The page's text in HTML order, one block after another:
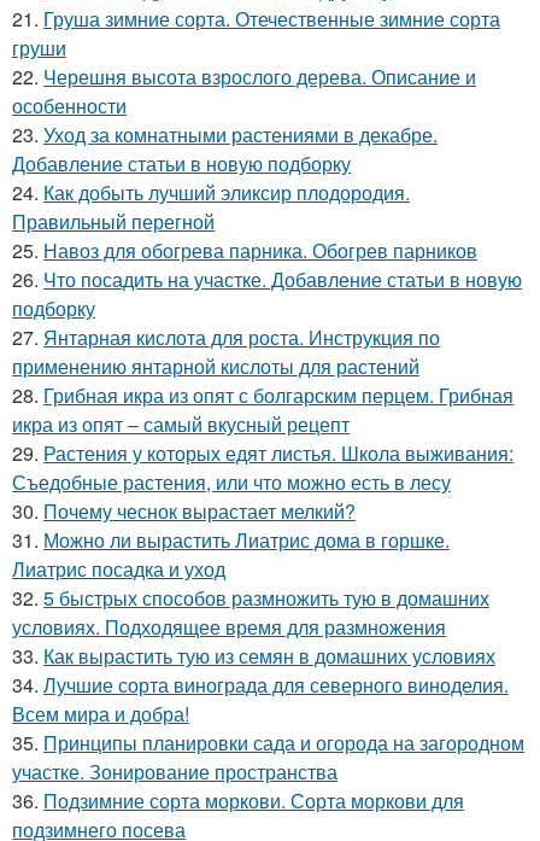
21. Груша зимние сорта. Отечественные зимние сорта
груши
22. Черешня высота взрослого дерева. Описание и
особенности
23. Уход за комнатными растениями в декабре.
Добавление статьи в новую подборку
24. Как добыть лучший эликсир плодородия.
Правильный перегной
25. Навоз для обогрева парника. Обогрев парников
26. Что посадить на участке. Добавление статьи в новую
подборку
27. Янтарная кислота для роста. Инструкция по
применению янтарной кислоты для растений
28. Грибная икра из опят с болгарским перцем. Грибная
икра из опят – самый вкусный рецепт
29. Растения у которых едят листья. Школа выживания:
Съедобные растения, или что можно есть в лесу
30. Почему чеснок вырастает мелкий?
31. Можно ли вырастить Лиатрис дома в горшке.
Лиатрис посадка и уход
32. 5 быстрых способов размножить тую в домашних
условиях. Подходящее время для размножения
33. Как вырастить тую из семян в домашних условиях
34. Лучшие сорта винограда для северного виноделия.
Всем мира и добра!
35. Принципы планировки сада и огорода на загородном
участке. Зонирование пространства
36. Подзимние сорта моркови. Сорта моркови для
подзимнего посева